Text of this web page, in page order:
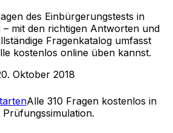
des Einbürgerungstests in
– mit den richtigen Antworten und
Fragenkatalog umfasst
kostenlos online üben kannst.
Oktober 2018
Alle 310 Fragen kostenlos in